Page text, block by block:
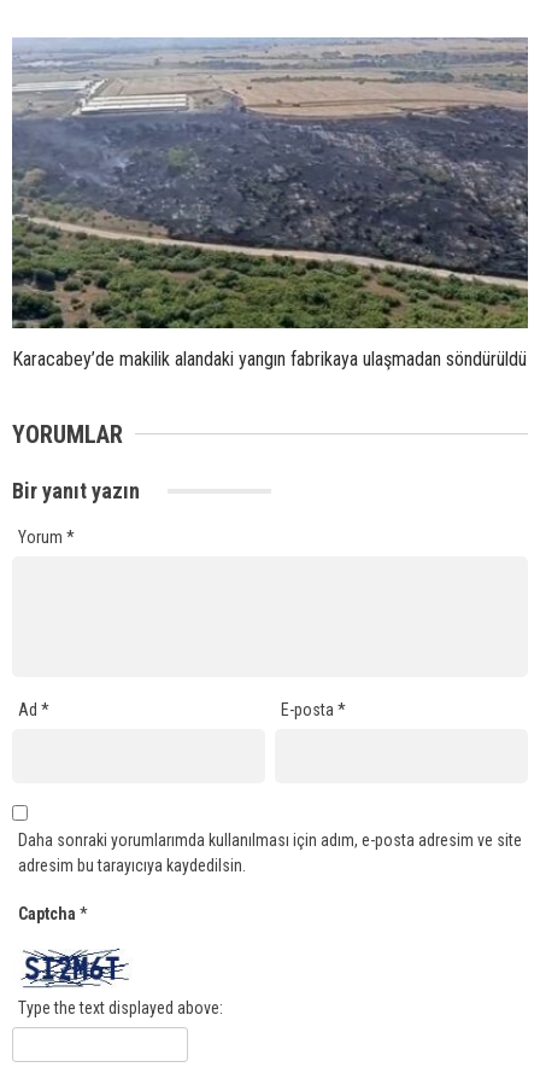
Karacabey’de makilik alandaki yangın fabrikaya ulaşmadan söndürüldü
YORUMLAR
Bir yanıt yazın
Yorum *
Ad * E-posta*
Daha sonraki yorumlarımda kullanılması için adım, e-posta adresim ve site
adresim bu tarayıcıya kaydedilsin.
Captcha *
Type the text displayed above: